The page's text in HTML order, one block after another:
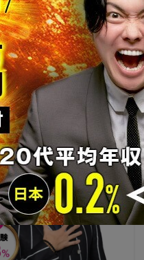
ングループでは
を大募集中！